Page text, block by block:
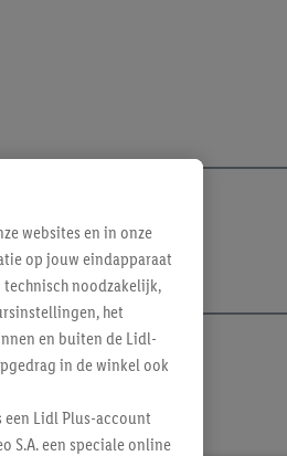
websites en in onze
op jouw eindapparaat
noodzakelijk,
het
en buiten de Lidl-
in de winkel ook
een Lidl Plus-account
S.A. een speciale online